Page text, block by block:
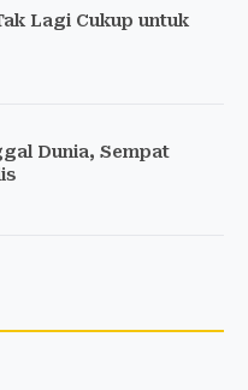
Lagi Cukup untuk
Dunia, Sempat